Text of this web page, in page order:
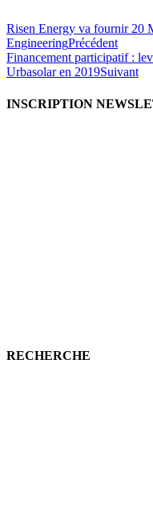
Risen Energy va fournir 20
EngineeringPrécédent
Financement participatif :
Urbasolar en 2019Suivant
INSCRIPTION
RECHERCHE